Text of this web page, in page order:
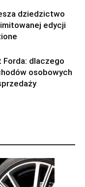
dziedzictwo
edycji
dlaczego
osobowych